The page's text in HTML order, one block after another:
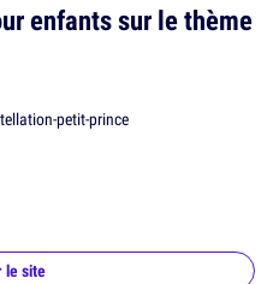
enfants sur le thème
le site